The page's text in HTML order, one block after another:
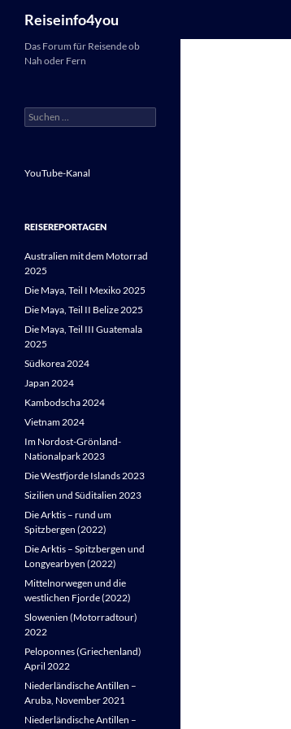
Inhalt
Reiseinfo4you
Das Forum für Reisende ob
Nah oder Fern
Suchen
nach:
YouTube-Kanal
REISEREPORTAGEN
Australien mit dem Motorrad
2025
Die Maya, Teil I Mexiko 2025
Die Maya, Teil II Belize 2025
Die Maya, Teil III Guatemala
2025
Südkorea 2024
Japan 2024
Kambodscha 2024
Vietnam 2024
Im Nordost-Grönland-
Nationalpark 2023
Die Westfjorde Islands 2023
Sizilien und Süditalien 2023
Die Arktis – rund um
Spitzbergen (2022)
Die Arktis – Spitzbergen und
Longyearbyen (2022)
Mittelnorwegen und die
westlichen Fjorde (2022)
Slowenien (Motorradtour)
2022
Peloponnes (Griechenland)
April 2022
Niederländische Antillen –
Aruba, November 2021
Niederländische Antillen –